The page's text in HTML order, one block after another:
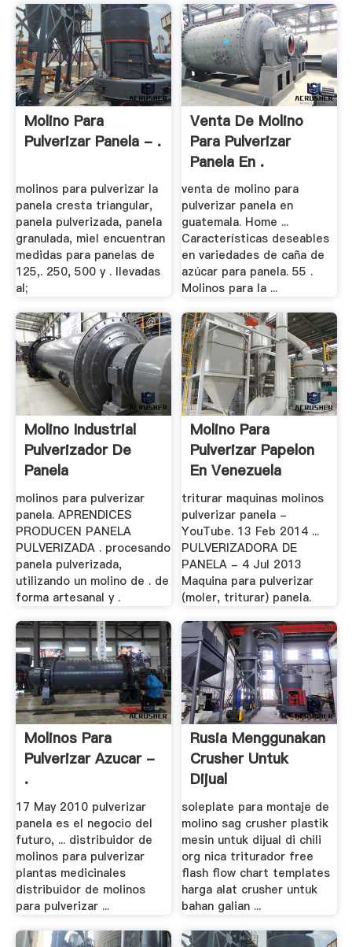
Molino Para
Pulverizar Panela - .
molinos para pulverizar la
panela cresta triangular,
panela pulverizada, panela
granulada, miel encuentran
medidas para panelas de
125,. 250, 500 y . llevadas
al;
Venta De Molino
Para Pulverizar
Panela En .
venta de molino para
pulverizar panela en
guatemala. Home ...
Características deseables
en variedades de caña de
azúcar para panela. 55 .
Molinos para la ...
Molino Industrial
Pulverizador De
Panela
molinos para pulverizar
panela. APRENDICES
PRODUCEN PANELA
PULVERIZADA . procesando
panela pulverizada,
utilizando un molino de . de
forma artesanal y .
Molino Para
Pulverizar Papelon
En Venezuela
triturar maquinas molinos
pulverizar panela -
YouTube. 13 Feb 2014 ...
PULVERIZADORA DE
PANELA - 4 Jul 2013
Maquina para pulverizar
(moler, triturar) panela.
Molinos Para
Pulverizar Azucar -
.
17 May 2010 pulverizar
panela es el negocio del
futuro, ... distribuidor de
molinos para pulverizar
plantas medicinales
distribuidor de molinos
para pulverizar ...
Rusia Menggunakan
Crusher Untuk
Dijual
soleplate para montaje de
molino sag crusher plastik
mesin untuk dijual di chili
org nica triturador free
flash flow chart templates
harga alat crusher untuk
bahan galian ...